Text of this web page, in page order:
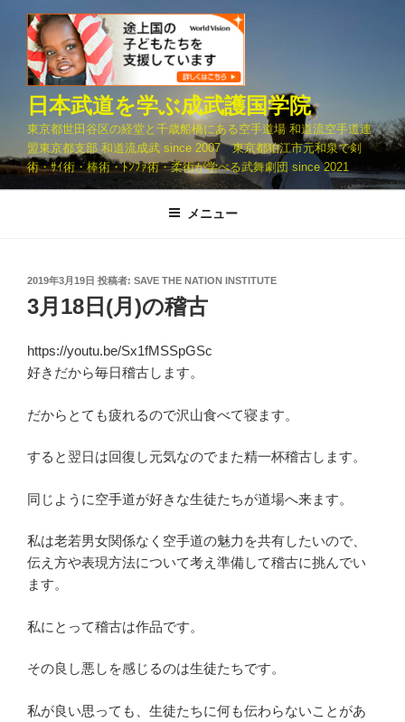
キ
日本武道を学ぶ成武護国学院
東京都世田谷区の経堂と千歳船橋にある空手道場 和道流空手道連
盟東京都支部 和道流成武 since 2007 東京都狛江市元和泉で剣
術・ｻｲ術・棒術・ﾄﾝﾌｧ術・柔術が学べる武舞劇団 since 2021
メニュー
投
稿
日:
2019年3月19日 投稿者: SAVE THE NATION INSTITUTE
3月18日(月)の稽古
https://youtu.be/Sx1fMSSpGSc
好きだから毎日稽古します。
だからとても疲れるので沢山食べて寝ます。
すると翌日は回復し元気なのでまた精一杯稽古します。
同じように空手道が好きな生徒たちが道場へ来ます。
私は老若男女関係なく空手道の魅力を共有したいので、
伝え方や表現方法について考え準備して稽古に挑んでい
ます。
私にとって稽古は作品です。
その良し悪しを感じるのは生徒たちです。
私が良い思っても、生徒たちに何も伝わらないことがあ